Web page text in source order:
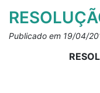
Publicado em 19/04/